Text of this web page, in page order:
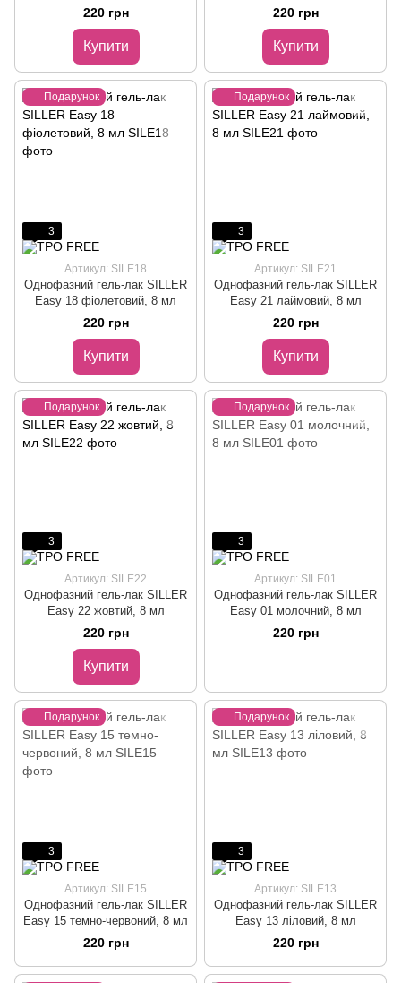
мл
220 грн
Купити
220 грн
Купити
Подарунок
3
Артикул: SILE18
Однофазний гель-лак SILLER
Easy 18 фіолетовий, 8 мл
220 грн
Купити
Подарунок
3
Артикул: SILE21
Однофазний гель-лак SILLER
Easy 21 лаймовий, 8 мл
220 грн
Купити
Подарунок
3
Артикул: SILE22
Однофазний гель-лак SILLER
Easy 22 жовтий, 8 мл
220 грн
Купити
Подарунок
3
Артикул: SILE01
Однофазний гель-лак SILLER
Easy 01 молочний, 8 мл
220 грн
Подарунок
3
Артикул: SILE15
Однофазний гель-лак SILLER
Easy 15 темно-червоний, 8 мл
220 грн
Подарунок
3
Артикул: SILE13
Однофазний гель-лак SILLER
Easy 13 ліловий, 8 мл
220 грн